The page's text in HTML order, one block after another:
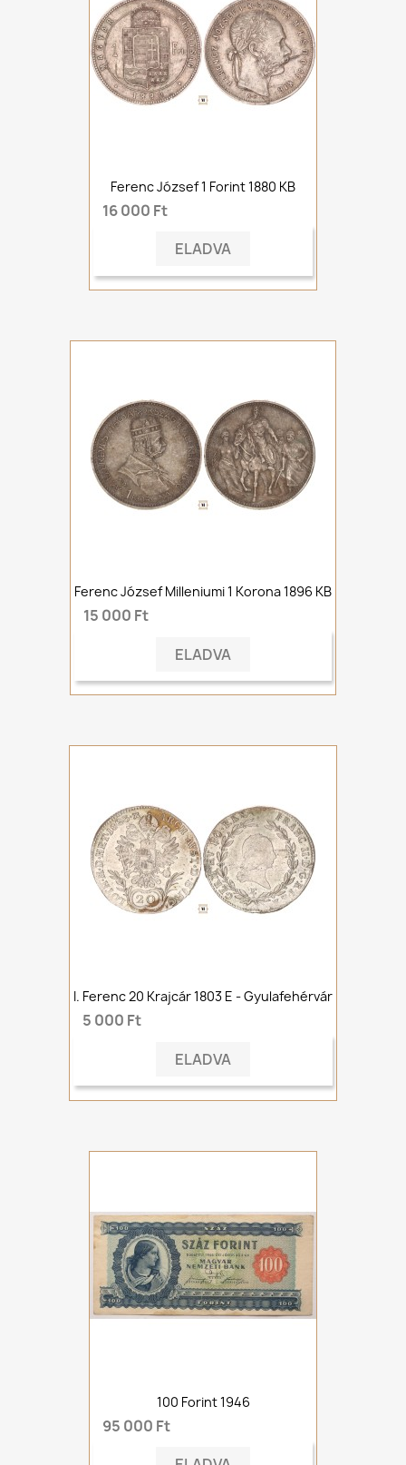
Ferenc József 1 Forint 1880 KB
16 000 Ft
ELADVA
Ferenc József Milleniumi 1 Korona 1896 KB
15 000 Ft
ELADVA
I. Ferenc 20 Krajcár 1803 E - Gyulafehérvár
5 000 Ft
ELADVA
100 Forint 1946
95 000 Ft